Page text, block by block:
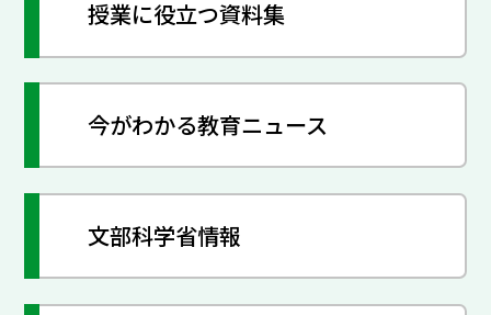
授業に役立つ資料集
今がわかる教育ニュース
文部科学省情報